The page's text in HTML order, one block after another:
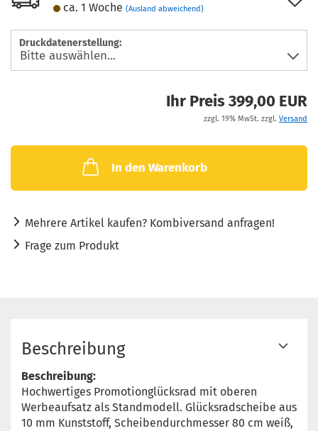
ca. 1 Woche (Ausland abweichend)
Druckdatenerstellung:
Ihr Preis 399,00 EUR
zzgl. 19% MwSt. zzgl. Versand
In den Warenkorb
Mehrere Artikel kaufen? Kombiversand anfragen!
Frage zum Produkt
Beschreibung
Beschreibung:
Hochwertiges Promotionglücksrad mit oberen
Werbeaufsatz als Standmodell. Glücksradscheibe aus
10 mm Kunststoff, Scheibendurchmesser 80 cm weiß,